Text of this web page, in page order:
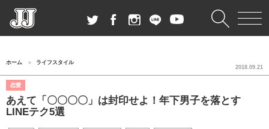
ホーム ライフスタイル
恋愛
あえて「〇〇〇〇」は封印せよ！年下男子を落とす
LINEテク5選
2018.09.21